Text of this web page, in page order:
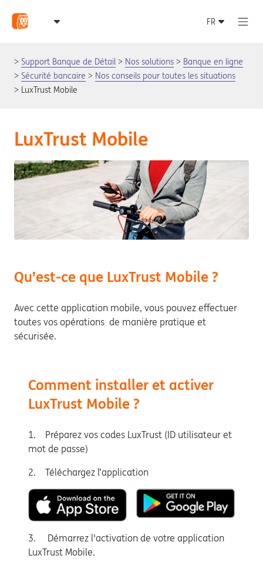
Support Banque de Détail Nos solutions
Banque en ligne
Sécurité bancaire
Nos conseils pour toutes les situations
LuxTrust Mobile
LuxTrust Mobile
Qu’est-ce que LuxTrust Mobile ?
Avec cette application mobile, vous pouvez effectuer
toutes vos opérations de manière pratique et
sécurisée.
Comment installer et activer
LuxTrust Mobile ?
1. Préparez vos codes LuxTrust (ID utilisateur et
mot de passe)
2. Téléchargez l’application
3. Démarrez l'activation de votre application
LuxTrust Mobile.